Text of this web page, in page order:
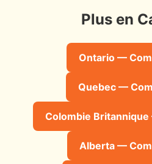
Plus en
Ontario —
Quebec —
Colombie
Alberta —